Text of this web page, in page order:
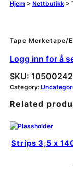
Hjem > Nettbutikk>
Tape Merketape/
Logg inn for å
SKU:
Category:
Related
Strips 3,5 x